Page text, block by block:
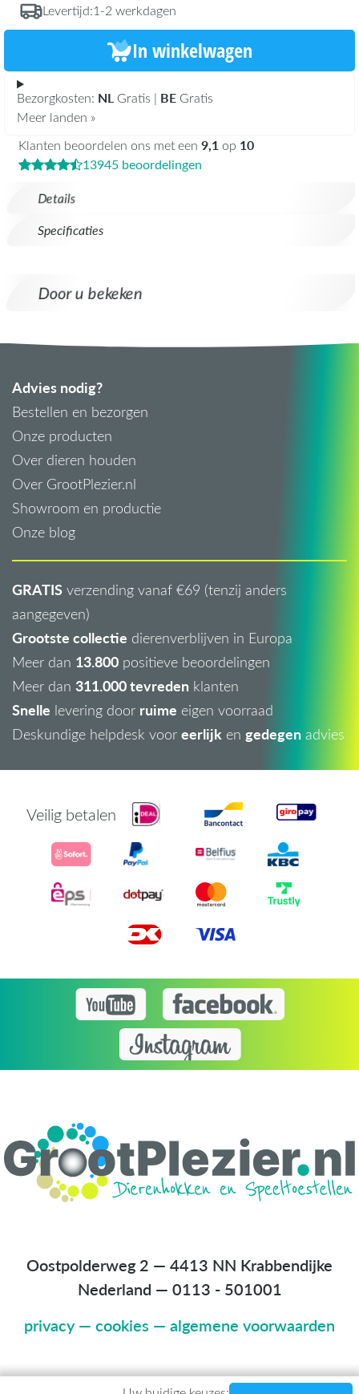
Details
Specificaties
Levertijd:1-2 werkdagen
In winkelwagen
Bezorgkosten: NL Gratis | BE Gratis
Meer landen »
Klanten beoordelen ons met een 9,1 op 10
13945 beoordelingen
Door u bekeken
Advies nodig?
Bestellen en bezorgen
Onze producten
Over dieren houden
Over GrootPlezier.nl
Showroom en productie
Onze blog
GRATIS verzending vanaf €69 (tenzij anders
aangegeven)
Grootste collectie dierenverblijven in Europa
Meer dan 13.800 positieve beoordelingen
Meer dan 311.000 tevreden klanten
Snelle levering door ruime eigen voorraad
Deskundige helpdesk voor eerlijk en gedegen advies
Veilig betalen
Oostpolderweg 2 — 4413 NN Krabbendijke
Nederland — 0113 - 501001
privacy— cookies — algemene voorwaarden